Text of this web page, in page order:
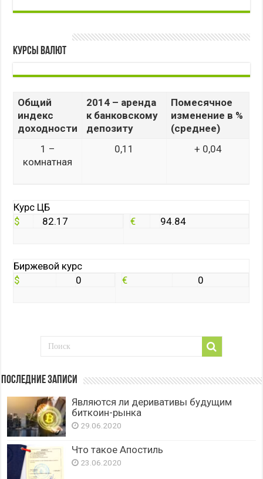
Курсы валют
Общий
индекс
доходности
2014 – аренда
к банковскому
депозиту
Помесячное
изменение в %
(среднее)
1 –
комнатная
0,11 + 0,04
Курс ЦБ
$
82.17 € 94.84
Биржевой курс
$
0 € 0
Последние записи
Являются ли деривативы будущим
биткоин-рынка
29.06.2020
Что такое Апостиль
23.06.2020